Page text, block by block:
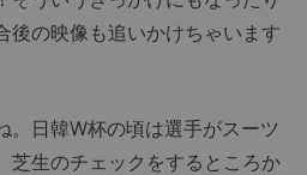
後の映像も追いかけちゃいます
。日韓W杯の頃は選手がスーツ
芝生のチェックをするところか